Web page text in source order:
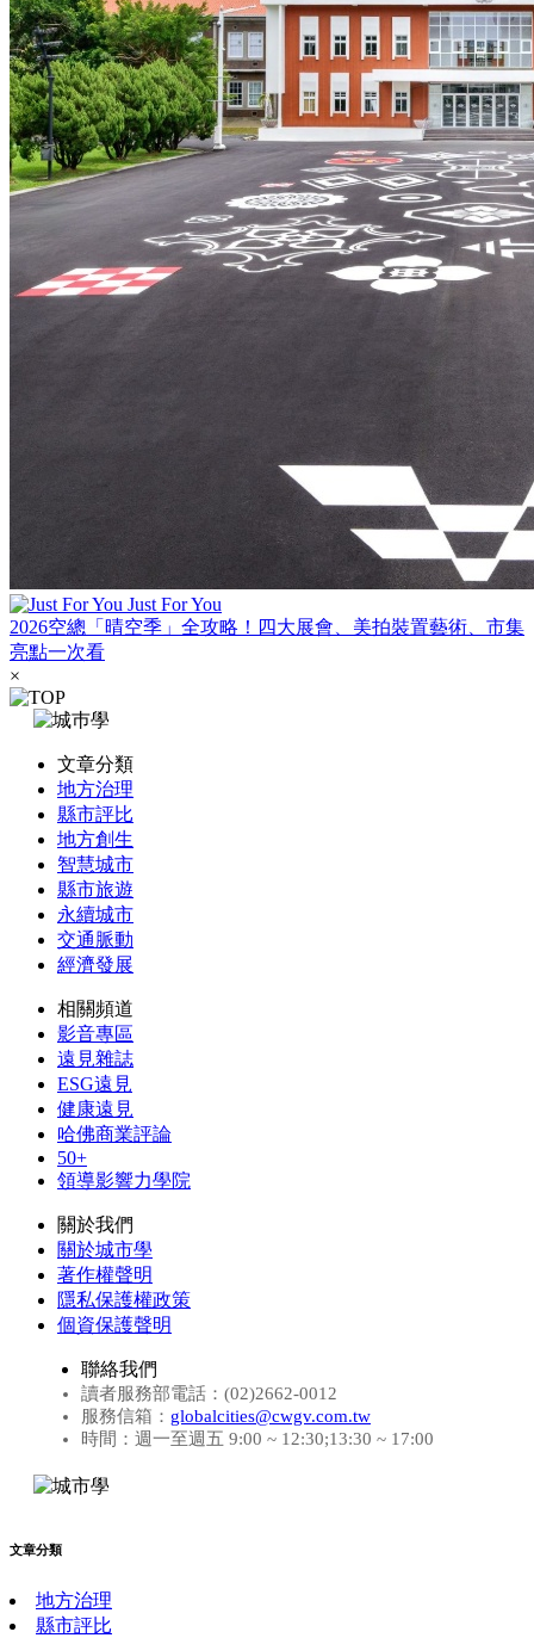
Just For You
2026空總「晴空季」全攻略！四大展會、美拍裝置藝術、市集
亮點一次看
×
文章分類
地方治理
縣市評比
地方創生
智慧城市
縣市旅遊
永續城市
交通脈動
經濟發展
相關頻道
影音專區
遠見雜誌
ESG遠見
健康遠見
哈佛商業評論
50+
領導影響力學院
關於我們
關於城市學
著作權聲明
隱私保護權政策
個資保護聲明
聯絡我們
讀者服務部電話：(02)2662-0012
服務信箱： globalcities@cwgv.com.tw
時間：週一至週五 9:00 ~ 12:30;13:30 ~ 17:00
文章分類
地方治理
縣市評比